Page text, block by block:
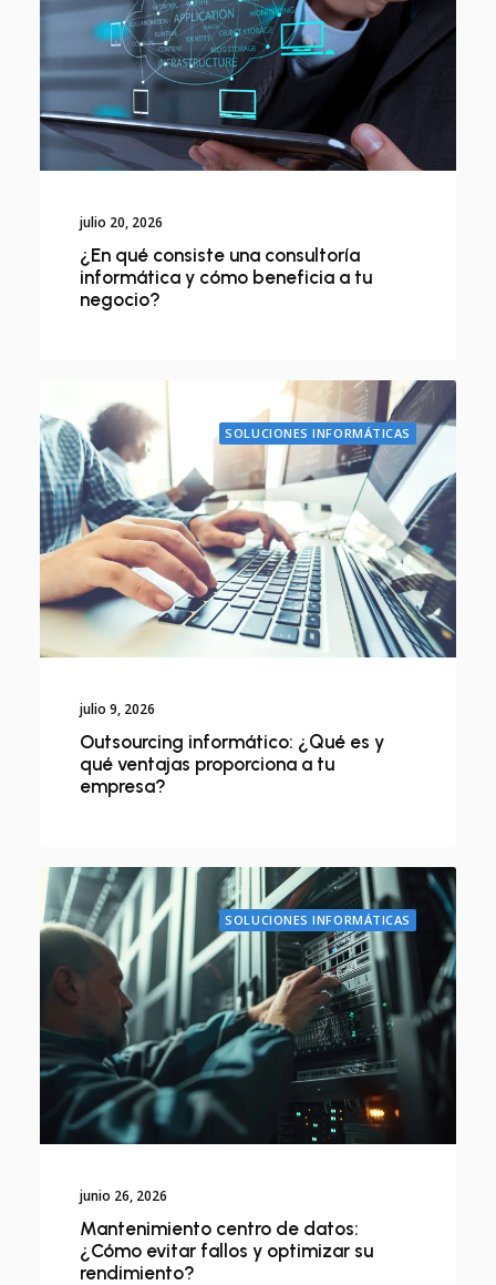
julio 20, 2026
¿En qué consiste una consultoría
informática y cómo beneficia a tu
negocio?
SOLUCIONES INFORMÁTICAS
julio 9, 2026
Outsourcing informático: ¿Qué es y
qué ventajas proporciona a tu
empresa?
SOLUCIONES INFORMÁTICAS
junio 26, 2026
Mantenimiento centro de datos:
¿Cómo evitar fallos y optimizar su
rendimiento?